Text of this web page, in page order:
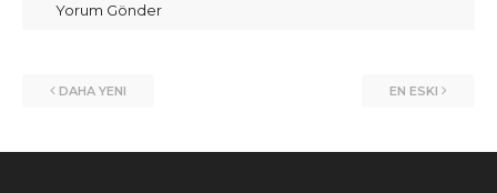
Yorum Gönder
DAHA YENI EN ESKI